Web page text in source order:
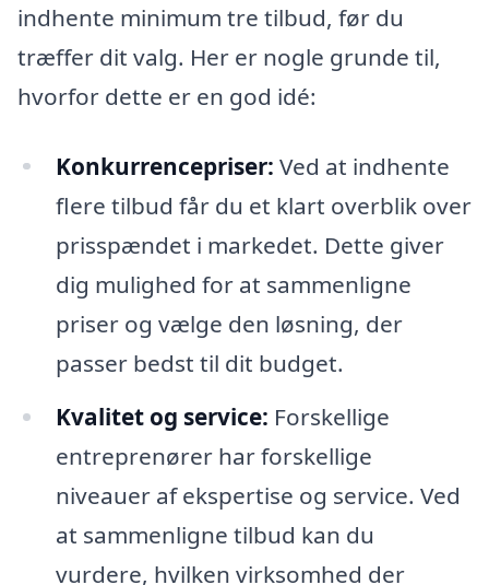
indhente minimum tre tilbud, før du
træffer dit valg. Her er nogle grunde til,
hvorfor dette er en god idé:
Konkurrencepriser: Ved at indhente
flere tilbud får du et klart overblik over
prisspændet i markedet. Dette giver
dig mulighed for at sammenligne
priser og vælge den løsning, der
passer bedst til dit budget.
Kvalitet og service: Forskellige
entreprenører har forskellige
niveauer af ekspertise og service. Ved
at sammenligne tilbud kan du
vurdere, hvilken virksomhed der